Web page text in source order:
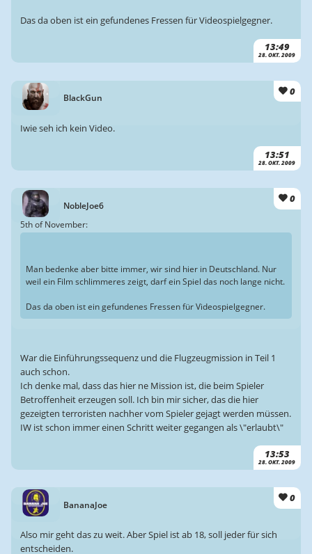
13:49
28. OKT. 2009
Das da oben ist ein gefundenes Fressen für Videospielgegner.
BlackGun
0
13:51
28. OKT. 2009
Iwie seh ich kein Video.
NobleJoe6
0
13:53
28. OKT. 2009
5th of November:
Man bedenke aber bitte immer, wir sind hier in Deutschland. Nur
weil ein Film schlimmeres zeigt, darf ein Spiel das noch lange nicht.
Das da oben ist ein gefundenes Fressen für Videospielgegner.
War die Einführungssequenz und die Flugzeugmission in Teil 1
auch schon.
Ich denke mal, dass das hier ne Mission ist, die beim Spieler
Betroffenheit erzeugen soll. Ich bin mir sicher, das die hier
gezeigten terroristen nachher vom Spieler gejagt werden müssen.
IW ist schon immer einen Schritt weiter gegangen als \"erlaubt\"
BananaJoe
0
Also mir geht das zu weit. Aber Spiel ist ab 18, soll jeder für sich
entscheiden.